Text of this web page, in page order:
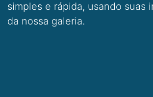
simples e rápida, usando suas
da nossa galeria.